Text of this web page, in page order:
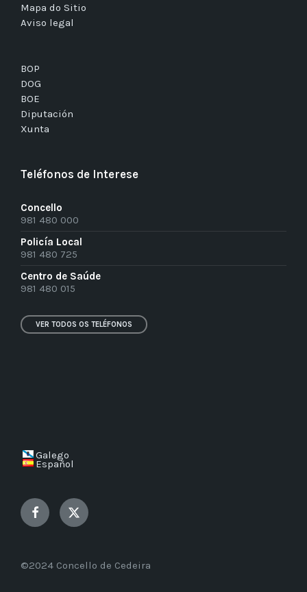
Mapa do Sitio
Aviso legal
BOP
DOG
BOE
Diputación
Xunta
Teléfonos de Interese
Concello
981 480 000
Policía Local
981 480 725
Centro de Saúde
981 480 015
VER TODOS OS TELÉFONOS
Galego
Español
Facebook Twitter
©2024 Concello de Cedeira